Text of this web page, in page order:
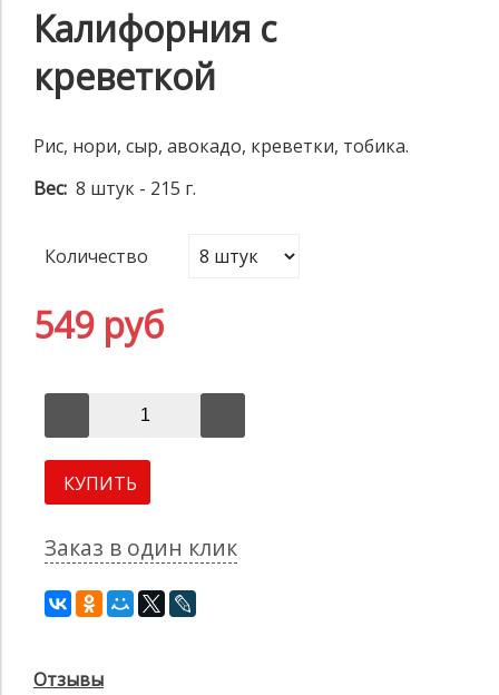
Калифорния с
креветкой
Рис, нори, сыр, авокадо, креветки, тобика.
Вес: 8 штук - 215 г.
Количество
549 руб
КУПИТЬ
Заказ в один клик
Отзывы